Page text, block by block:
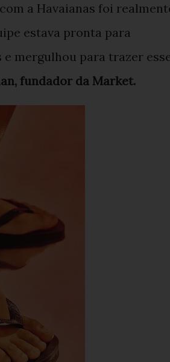
a Havaianas foi
estava pronta para
mergulhou para trazer
fundador da Market.